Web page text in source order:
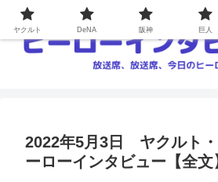
2022年5月3日 ヤクルト
ーローインタビュー【全文
ヤクルト DeNA 阪神 巨人